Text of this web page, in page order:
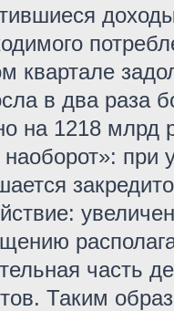
квартале
в два раза
на 1218 млрд
наоборот»:
часть
Таким